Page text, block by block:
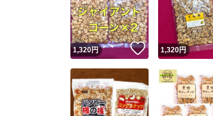
1,320円 いいね！
1,320円